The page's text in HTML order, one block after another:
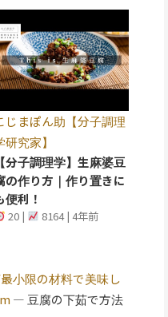
じまぽん助【分子調理
研究家】
【分子調理学】生麻婆豆
の作り方｜作り置きに
便利！
20 | 8164 | 4年前
小限の材料で美味し
— 豆腐の下茹で方法